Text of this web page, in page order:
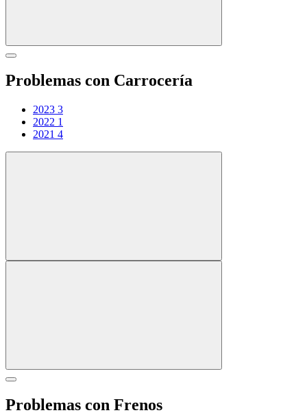
Problemas con Carrocería
2023 3
2022 1
2021 4
Problemas con Frenos